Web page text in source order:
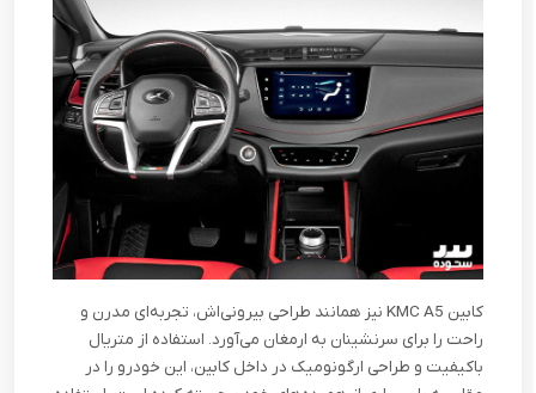
کابین KMC A5 نیز همانند طراحی بیرونی‌اش، تجربه‌ای مدرن و
راحت را برای سرنشینان به ارمغان می‌آورد. استفاده از متریال
باکیفیت و طراحی ارگونومیک در داخل کابین، این خودرو را در